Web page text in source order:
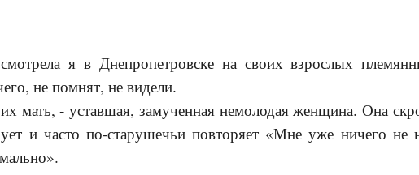
я в Днепропетровске на своих взрослых
не помнят, не видели.
мать, - уставшая, замученная немолодая женщина. Она
и часто по-старушечьи повторяет «Мне уже ничего не